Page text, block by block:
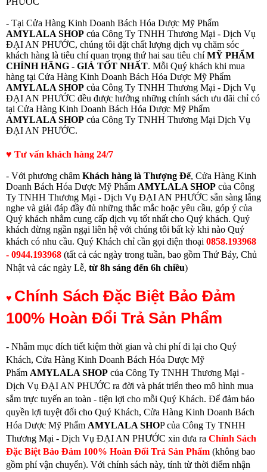
- Tại Cửa Hàng Kinh Doanh Bách Hóa Dược Mỹ Phẩm
AMYLALA SHOP của Công Ty TNHH Thương Mại - Dịch Vụ
ĐẠI AN PHƯỚC, chúng tôi đặt chất lượng dịch vụ chăm sóc
khách hàng là tiêu chí quan trọng thứ hai sau tiêu chíMỸ PHẨM
CHÍNH HÃNG - GIÁ TỐT NHẤT. Mỗi Quý khách khi mua
hàng tại Cửa Hàng Kinh Doanh Bách Hóa Dược Mỹ Phẩm
AMYLALA SHOP của Công Ty TNHH Thương Mại - Dịch Vụ
ĐẠI AN PHƯỚC đều được hưởng những chính sách ưu đãi chỉ có
tại Cửa Hàng Kinh Doanh Bách Hóa Dược Mỹ Phẩm
AMYLALA SHOP của Công Ty TNHH Thương Mại Dịch Vụ
ĐẠI AN PHƯỚC.
♥ Tư vấn khách hàng 24/7
- Với phương châm Khách hàng là Thượng Đế, Cửa Hàng Kinh
Doanh Bách Hóa Dược Mỹ Phẩm AMYLALA SHOP của Công
Ty TNHH Thương Mại - Dịch Vụ ĐẠI AN PHƯỚC sẵn sàng lắng
nghe và giải đáp đầy đủ những thắc mắc hoặc yêu cầu, góp ý của
Quý khách nhằm cung cấp dịch vụ tốt nhất cho Quý khách. Quý
khách đừng ngần ngại liên hệ với chúng tôi bất kỳ khi nào Quý
khách có nhu cầu. Quý Khách chỉ cần gọi điện thoại 0858.193968
- 0944.193968 (tất cả các ngày trong tuần, bao gồm Thứ Bảy, Chủ
Nhật và các ngày Lễ, từ 8h sáng đến 6h chiều)
♥ Chính Sách Đặc Biệt Bảo Đảm
100% Hoàn Đổi Trả Sản Phẩm
- Nhằm mục đích tiết kiệm thời gian và chi phí đi lại cho Quý
Khách, Cửa Hàng Kinh Doanh Bách Hóa Dược Mỹ
Phẩm AMYLALA SHOP của Công Ty TNHH Thương Mại -
Dịch Vụ ĐẠI AN PHƯỚC ra đời và phát triển theo mô hình mua
sắm trực tuyến an toàn - tiện lợi cho mỗi Quý Khách. Để đảm bảo
quyền lợi tuyệt đối cho Quý Khách, Cửa Hàng Kinh Doanh Bách
Hóa Dược Mỹ Phẩm AMYLALA SHOP của Công Ty TNHH
Thương Mại - Dịch Vụ ĐẠI AN PHƯỚC xin đưa ra Chính Sách
Đặc Biệt Bảo Đảm 100% Hoàn Đổi Trả Sản Phẩm (không bao
gồm phí vận chuyển). Với chính sách này, tính từ thời điểm nhận